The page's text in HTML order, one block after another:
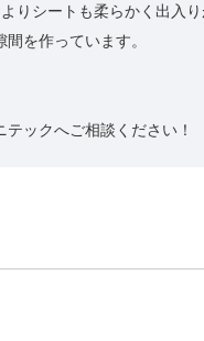
りシートも柔らかく出入り
を作っています。
ックへご相談ください！